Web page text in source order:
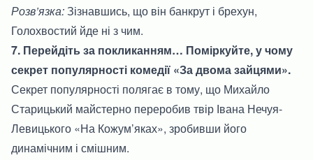
Розв’язка:Зізнавшись, що він банкрут і брехун,
Голохвостий йде ні з чим.
7. Перейдіть за покликанням… Поміркуйте, у чому
секрет популярності комедії «За двома зайцями».
Секрет популярності полягає в тому, що Михайло
Старицький майстерно переробив твір Івана Нечуя-
Левицького «На Кожум’яках», зробивши його
динамічним і смішним.